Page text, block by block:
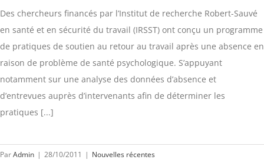
Des chercheurs financés par l’Institut de recherche Robert-Sauvé
en santé et en sécurité du travail (IRSST) ont conçu un programme
de pratiques de soutien au retour au travail après une absence en
raison de problème de santé psychologique. S’appuyant
notamment sur une analyse des données d’absence et
d’entrevues auprès d’intervenants afin de déterminer les
pratiques [...]
ParAdmin | 28/10/2011 | Nouvelles récentes